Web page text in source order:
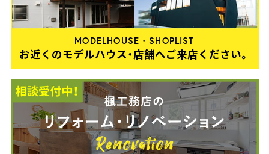
MODELHOUSE・SHOPLIST
お近くのモデルハウス・店舗へご来店ください。